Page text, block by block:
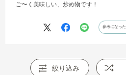
ご〜く美味しい、炒め物です！
参考になった
絞り込み